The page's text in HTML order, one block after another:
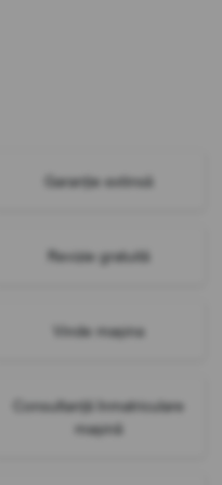
Garanție extinsă
Revizie gratuită
Vinde mașina
Consultanță înmatriculare
mașină